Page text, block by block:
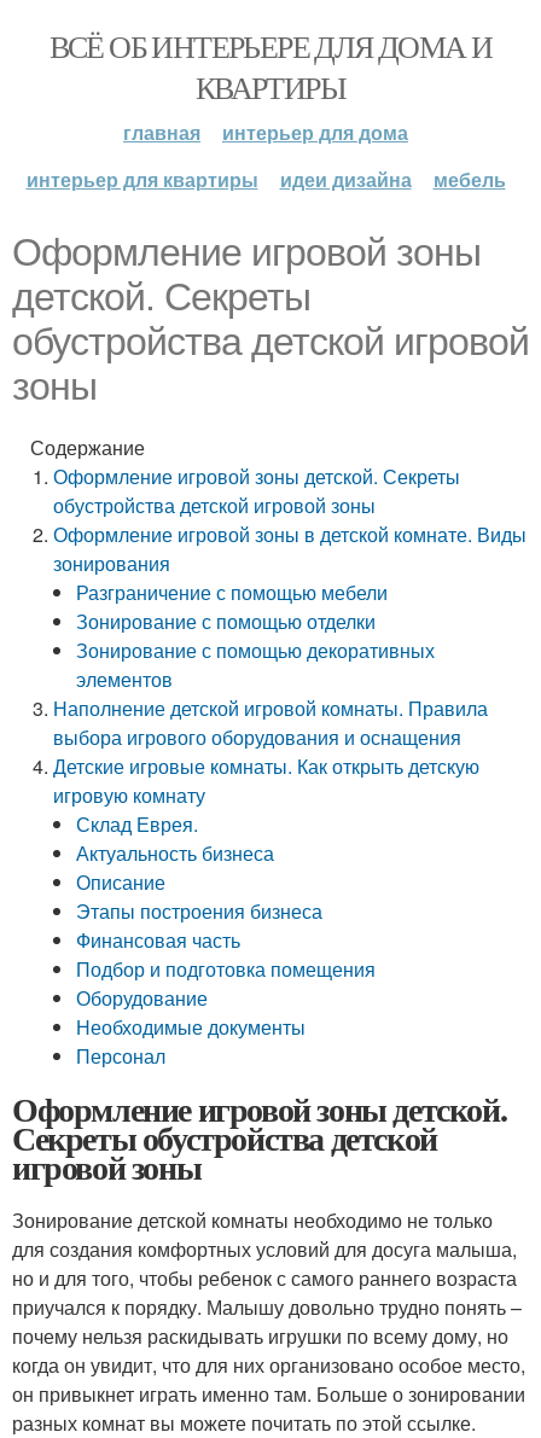
ВСЁ ОБ ИНТЕРЬЕРЕ ДЛЯ ДОМА И
КВАРТИРЫ
главная
интерьер для дома
интерьер для квартиры
идеи дизайна мебель
Оформление игровой зоны
детской. Секреты
обустройства детской игровой
зоны
Содержание
Оформление игровой зоны детской. Секреты
обустройства детской игровой зоны
Оформление игровой зоны в детской комнате. Виды
зонирования
Разграничение с помощью мебели
Зонирование с помощью отделки
Зонирование с помощью декоративных
элементов
Наполнение детской игровой комнаты. Правила
выбора игрового оборудования и оснащения
Детские игровые комнаты. Как открыть детскую
игровую комнату
Склад Еврея.
Актуальность бизнеса
Описание
Этапы построения бизнеса
Финансовая часть
Подбор и подготовка помещения
Оборудование
Необходимые документы
Персонал
Оформление игровой зоны детской.
Секреты обустройства детской
игровой зоны
Зонирование детской комнаты необходимо не только
для создания комфортных условий для досуга малыша,
но и для того, чтобы ребенок с самого раннего возраста
приучался к порядку. Малышу довольно трудно понять –
почему нельзя раскидывать игрушки по всему дому, но
когда он увидит, что для них организовано особое место,
он привыкнет играть именно там. Больше о зонировании
разных комнат вы можете почитать по этой ссылке.